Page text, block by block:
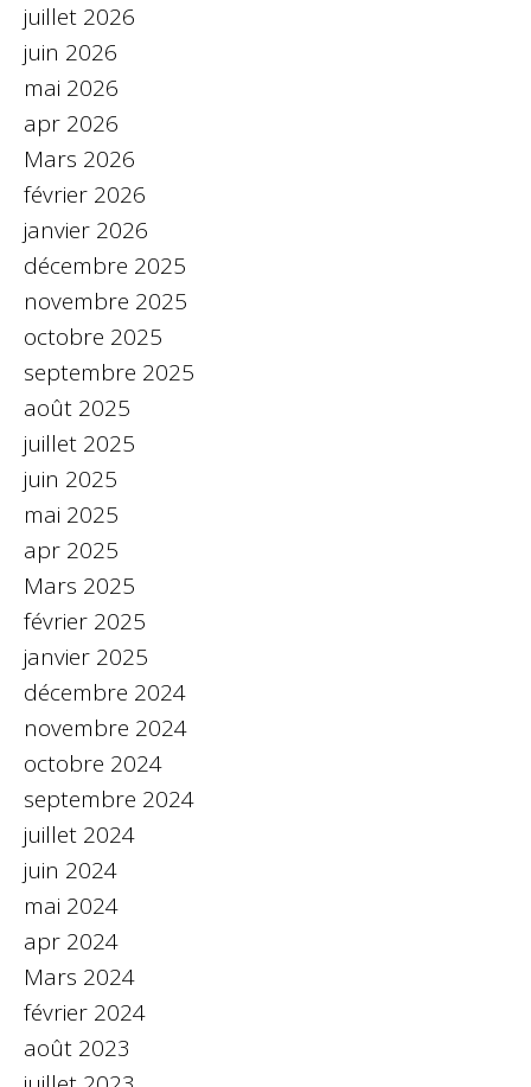
juillet 2026
juin 2026
mai 2026
apr 2026
Mars 2026
février 2026
janvier 2026
décembre 2025
novembre 2025
octobre 2025
septembre 2025
août 2025
juillet 2025
juin 2025
mai 2025
apr 2025
Mars 2025
février 2025
janvier 2025
décembre 2024
novembre 2024
octobre 2024
septembre 2024
juillet 2024
juin 2024
mai 2024
apr 2024
Mars 2024
février 2024
août 2023